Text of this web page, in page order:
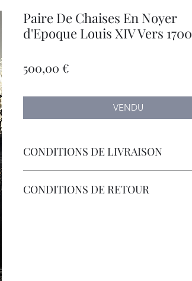
Paire De Chaises En Noyer
d'Epoque Louis XIV Vers 1700
500,00 €
VENDU
CONDITIONS DE LIVRAISON
CONDITIONS DE RETOUR